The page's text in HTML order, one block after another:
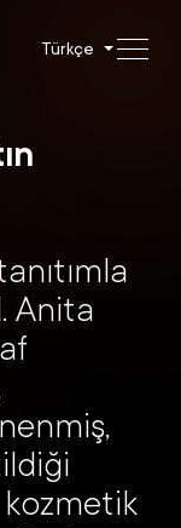
Türkçe
Anita
kozmetik